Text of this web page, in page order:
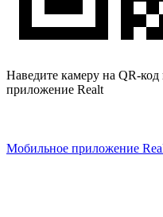
Наведите камеру на QR-код
приложение Realt
Мобильное приложение